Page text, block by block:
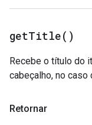
getTitle( )
Recebe o título do
cabeçalho, no caso
Retornar